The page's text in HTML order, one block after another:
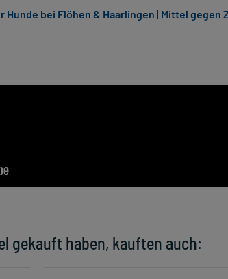
gekauft haben, kauften auch:
Hunde bei Flöhen & Haarlingen | Mittel gegen